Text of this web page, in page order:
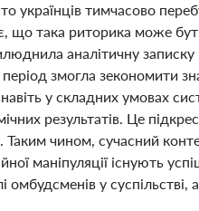
українців тимчасово
що така риторика може
аналітичну
період змогла зекономити
у складних умовах
результатів. Це
чином, сучасний
маніпуляції існують
у суспільстві,